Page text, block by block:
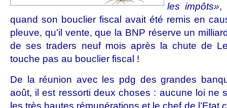
les impôts»,
quand son bouclier fiscal avait été remis en
pleuve, qu’il vente, que la BNP réserve un
de ses traders neuf mois après la chute de
touche pas au bouclier fiscal !
De la réunion avec les pdg des grandes
août, il est ressorti deux choses : aucune loi ne
les très hautes rémunérations et le chef de l’Etat